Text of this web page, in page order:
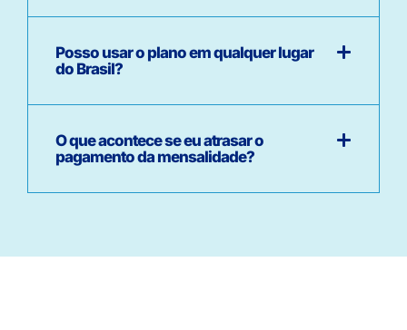
Posso usar o plano em qualquer lugar
do Brasil?
O que acontece se eu atrasar o
pagamento da mensalidade?